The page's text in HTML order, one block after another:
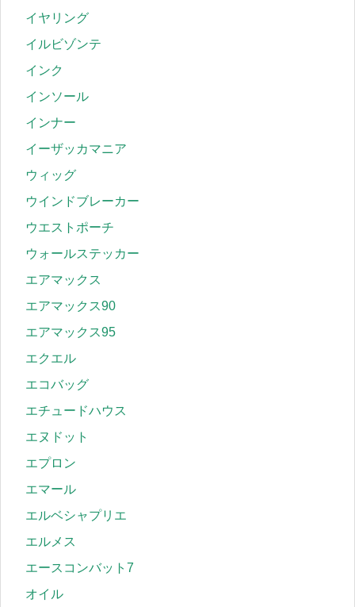
イヤリング
イルビゾンテ
インク
インソール
インナー
イーザッカマニア
ウィッグ
ウインドブレーカー
ウエストポーチ
ウォールステッカー
エアマックス
エアマックス90
エアマックス95
エクエル
エコバッグ
エチュードハウス
エヌドット
エプロン
エマール
エルベシャプリエ
エルメス
エースコンバット7
オイル